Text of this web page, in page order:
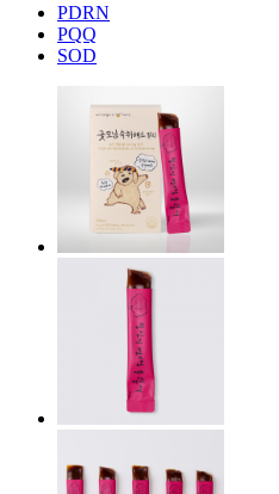
PDRN
PQQ
SOD